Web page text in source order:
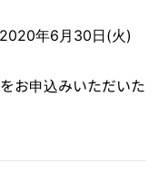
年6月30日(火)
お申込みいただいた